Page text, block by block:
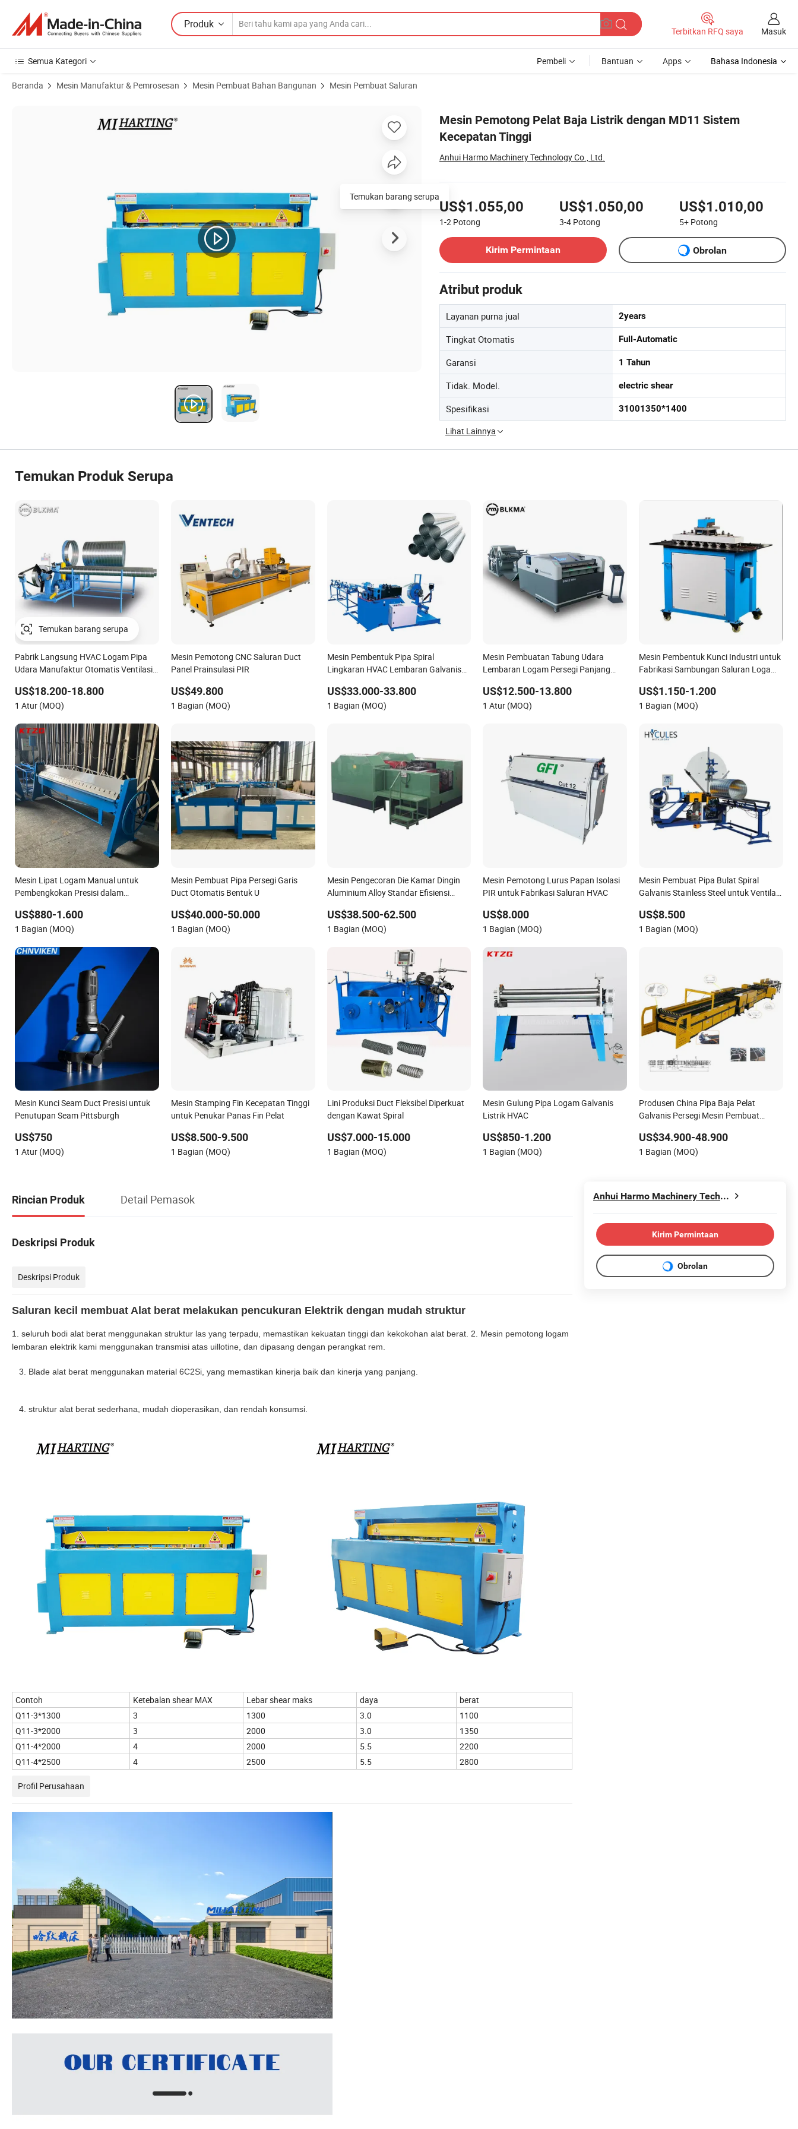
Produk
Terbitkan RFQ saya Masuk
Semua Kategori Pembeli Bantuan Apps Bahasa Indonesia
Beranda Mesin Manufaktur & Pemrosesan Mesin Pembuat Bahan Bangunan Mesin Pembuat Saluran
Mesin Pemotong Pelat Baja Listrik dengan MD11 Sistem
Kecepatan Tinggi
Anhui Harmo Machinery Technology Co., Ltd.
US$1.055,00
1-2 Potong
US$1.050,00
3-4 Potong
US$1.010,00
5+ Potong
Kirim Permintaan
Obrolan
Atribut produk
Layanan purna jual 2years
Tingkat Otomatis Full-Automatic
Garansi 1 Tahun
Tidak. Model. electric shear
Spesifikasi 31001350*1400
Lihat Lainnya
Temukan barang serupa
Temukan Produk Serupa
Pabrik Langsung HVAC Logam Pipa
Udara Manufaktur Otomatis Ventilasi
Duct Spiral, Mesin Pembentuk Tabung
Bulat Otomatis
US$18.200-18.800
1 Atur (MOQ)
Mesin Pemotong CNC Saluran Duct
Panel Prainsulasi PIR
US$49.800
1 Bagian (MOQ)
Mesin Pembentuk Pipa Spiral
Lingkaran HVAC Lembaran Galvanis
US$33.000-33.800
1 Bagian (MOQ)
Mesin Pembuatan Tabung Udara
Lembaran Logam Persegi Panjang
Fabrikasi Manufaktur Saluran HVAC
Otomatis 3 Dari Pabrik
US$12.500-13.800
1 Atur (MOQ)
Mesin Pembentuk Kunci Industri untuk
Fabrikasi Sambungan Saluran Logam
US$1.150-1.200
1 Bagian (MOQ)
Mesin Lipat Logam Manual untuk
Pembengkokan Presisi dalam
US$880-1.600
1 Bagian (MOQ)
Mesin Pembuat Pipa Persegi Garis
Duct Otomatis Bentuk U
US$40.000-50.000
1 Bagian (MOQ)
Mesin Pengecoran Die Kamar Dingin
Aluminium Alloy Standar Efisiensi
LED
US$38.500-62.500
1 Bagian (MOQ)
Mesin Pemotong Lurus Papan Isolasi
PIR untuk Fabrikasi Saluran HVAC
US$8.000
1 Bagian (MOQ)
Mesin Pembuat Pipa Bulat Spiral
Galvanis Stainless Steel untuk Ventilasi
US$8.500
1 Bagian (MOQ)
Mesin Kunci Seam Duct Presisi untuk
Penutupan Seam Pittsburgh
US$750
1 Atur (MOQ)
Mesin Stamping Fin Kecepatan Tinggi
untuk Penukar Panas Fin Pelat
US$8.500-9.500
1 Bagian (MOQ)
Lini Produksi Duct Fleksibel Diperkuat
dengan Kawat Spiral
US$7.000-15.000
1 Bagian (MOQ)
Mesin Gulung Pipa Logam Galvanis
Listrik HVAC
US$850-1.200
1 Bagian (MOQ)
Produsen China Pipa Baja Pelat
Galvanis Persegi Mesin Pembuat
Otomatis 5
US$34.900-48.900
1 Bagian (MOQ)
Rincian Produk Detail Pemasok
Deskripsi Produk
Deskripsi Produk
Saluran kecil membuat Alat berat melakukan pencukuran Elektrik dengan mudah struktur
1. seluruh bodi alat berat menggunakan struktur las yang terpadu, memastikan kekuatan tinggi dan kekokohan alat berat. 2. Mesin pemotong logam
lembaran elektrik kami menggunakan transmisi atas uillotine, dan dipasang dengan perangkat rem.
3. Blade alat berat menggunakan material 6C2Si, yang memastikan kinerja baik dan kinerja yang panjang.
4. struktur alat berat sederhana, mudah dioperasikan, dan rendah konsumsi.
Contoh Ketebalan shear MAX Lebar shear maks daya
berat
Q11-3*1300
3 1300 3.0
1100
Q11-3*2000
3 2000 3.0
1350
Q11-4*2000
4 2000 5.5
2200
Q11-4*2500
4 2500 5.5 2800
Profil Perusahaan
Anhui Harmo Machinery Technology Co., Ltd.
Kirim Permintaan
Obrolan